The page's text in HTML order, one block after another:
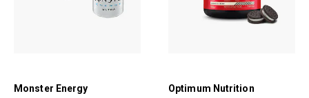
Monster Energy
Optimum Nutrition